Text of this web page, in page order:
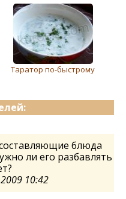
Таратор по-быстрому
блюда
ли его разбавлять
10:42